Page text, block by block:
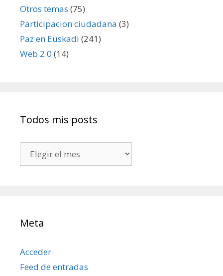
Otros temas (75)
Participacion ciudadana (3)
Paz en Euskadi (241)
Web 2.0 (14)
Todos mis posts
mis
Meta
Acceder
Feed de entradas